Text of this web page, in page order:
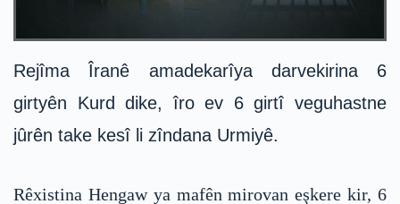
Rejîma Îranê amadekarîya darvekirina 6
girtyên Kurd dike, îro ev 6 girtî veguhastne
jûrên take kesî li zîndana Urmiyê.
Rêxistina Hengaw ya mafên mirovan eşkere kir, 6